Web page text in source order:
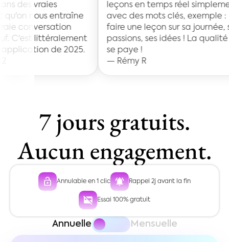
entraîne
de 2025.
leçons en temps réel simplement
avec des mots clés, exemple :
faire une leçon sur sa journée, ses
passions, ses idées ! La qualité ça
se paye !
7 jours gratuits.
Aucun engagement.
Annulable en 1 clic Rappel 2j avant la fin
Essai 100% gratuit
Annuelle Mensuelle